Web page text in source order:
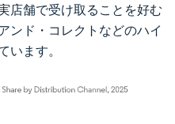
店舗で受け取ることを好む
ンド・コレクトなどのハイ
います。